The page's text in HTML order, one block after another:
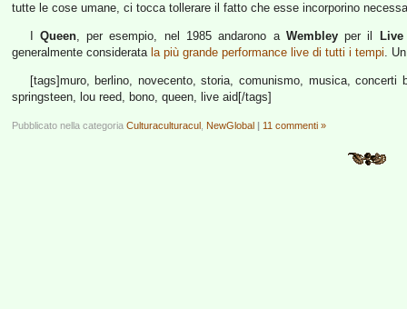
tutte le cose umane, ci tocca tollerare il fatto che esse incorporino
Queen, per esempio, nel 1985 andarono a Wembleyper il
generalmente considerata la più grande performance live di tutti i tempi.
[tags]muro, berlino, novecento, storia, comunismo, musica,
springsteen, lou reed, bono, queen, live aid[/tags]
Pubblicato nella categoria Culturaculturacul NewGlobal | 11 commenti »